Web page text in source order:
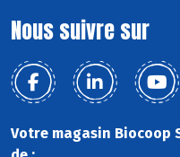
Nous suivre sur
Votre magasin Biocoop